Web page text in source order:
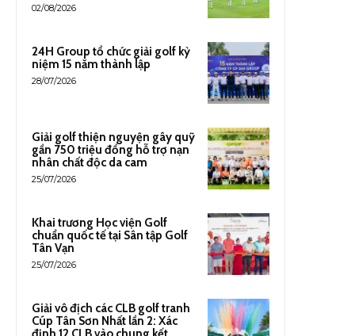
02/08/2026
24H Group tổ chức giải golf kỷ
niệm 15 năm thành lập
28/07/2026
Giải golf thiện nguyện gây quỹ
gần 750 triệu đồng hỗ trợ nạn
nhân chất độc da cam
25/07/2026
Khai trương Học viện Golf
chuẩn quốc tế tại Sân tập Golf
Tân Vạn
25/07/2026
Giải vô địch các CLB golf tranh
Cúp Tân Sơn Nhất lần 2: Xác